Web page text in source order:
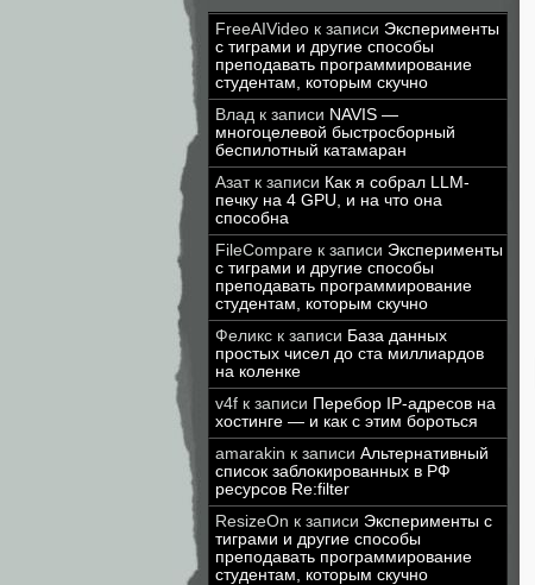
FreeAIVideo к записи Эксперименты
с тиграми и другие способы
преподавать программирование
студентам, которым скучно
Влад к записи NAVIS —
многоцелевой быстросборный
беспилотный катамаран
Азатк записи Как я собрал LLM-
печку на 4 GPU, и на что она
способна
FileCompare к записи Эксперименты
с тиграми и другие способы
преподавать программирование
студентам, которым скучно
Феликс к записи База данных
простых чисел до ста миллиардов
на коленке
v4f к записи Перебор IP-адресов на
хостинге — и как с этим бороться
amarakin к записи Альтернативный
список заблокированных в РФ
ресурсов Re:filter
ResizeOn к записи Эксперименты с
тиграми и другие способы
преподавать программирование
студентам, которым скучно